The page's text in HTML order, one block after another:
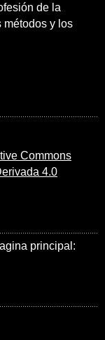
de la
métodos y los
Commons
4.0
principal: